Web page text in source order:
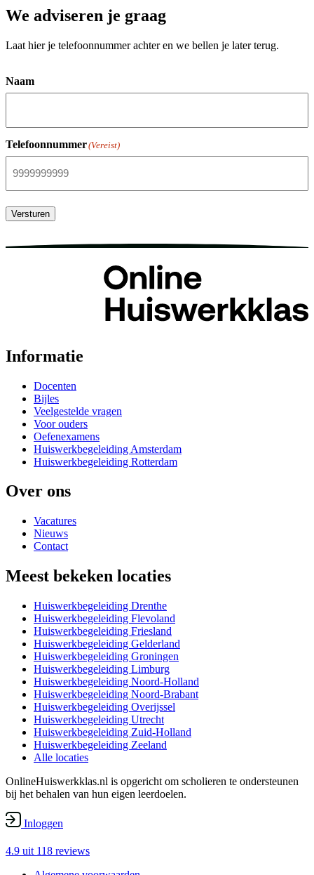
We adviseren je graag
Laat hier je telefoonnummer achter en we bellen je later terug.
Naam
Telefoonnummer(Vereist)
Versturen
Informatie
Docenten
Bijles
Veelgestelde vragen
Voor ouders
Oefenexamens
Huiswerkbegeleiding Amsterdam
Huiswerkbegeleiding Rotterdam
Over ons
Vacatures
Nieuws
Contact
Meest bekeken locaties
Huiswerkbegeleiding Drenthe
Huiswerkbegeleiding Flevoland
Huiswerkbegeleiding Friesland
Huiswerkbegeleiding Gelderland
Huiswerkbegeleiding Groningen
Huiswerkbegeleiding Limburg
Huiswerkbegeleiding Noord-Holland
Huiswerkbegeleiding Noord-Brabant
Huiswerkbegeleiding Overijssel
Huiswerkbegeleiding Utrecht
Huiswerkbegeleiding Zuid-Holland
Huiswerkbegeleiding Zeeland
Alle locaties
OnlineHuiswerkklas.nl is opgericht om scholieren te ondersteunen
bij het behalen van hun eigen leerdoelen.
Inloggen
4.9 uit 118 reviews